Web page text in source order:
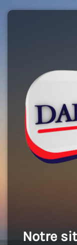
Notre